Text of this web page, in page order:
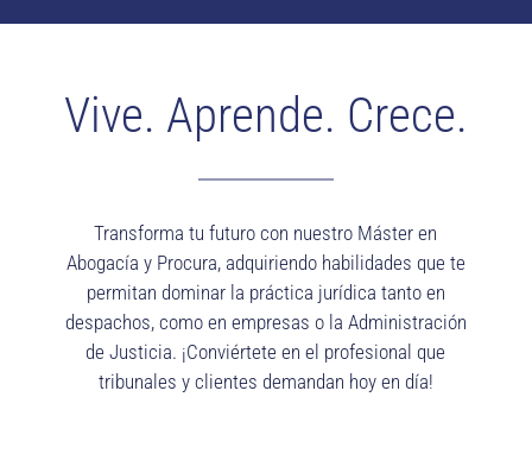
Vive. Aprende. Crece.
Transforma tu futuro con nuestro Máster en
Abogacía y Procura, adquiriendo habilidades que te
permitan dominar la práctica jurídica tanto en
despachos, como en empresas o la Administración
de Justicia. ¡Conviértete en el profesional que
tribunales y clientes demandan hoy en día!